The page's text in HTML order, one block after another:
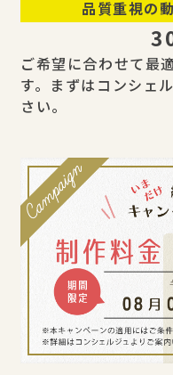
品質重視の
ご希望に合わせて最
す。まずはコンシェ
さい。